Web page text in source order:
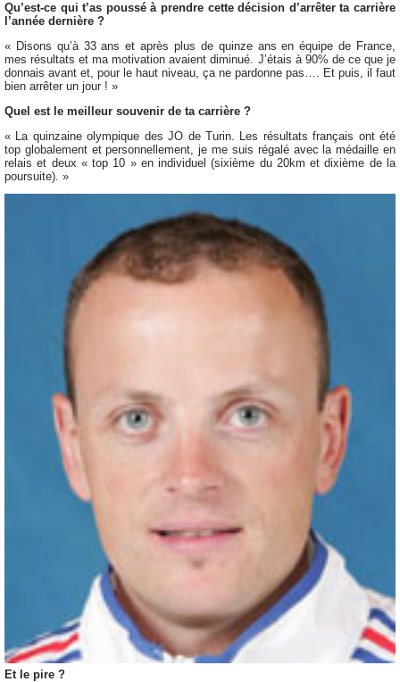
Qu’est-ce qui t’as poussé à prendre cette décision d’arrêter ta carrière
l’année dernière ?
« Disons qu’à 33 ans et après plus de quinze ans en équipe de France,
mes résultats et ma motivation avaient diminué. J’étais à 90% de ce que je
donnais avant et, pour le haut niveau, ça ne pardonne pas…. Et puis, il faut
bien arrêter un jour ! »
Quel est le meilleur souvenir de ta carrière ?
« La quinzaine olympique des JO de Turin. Les résultats français ont été
top globalement et personnellement, je me suis régalé avec la médaille en
relais et deux « top 10 » en individuel (sixième du 20km et dixième de la
poursuite). »
Et le pire ?